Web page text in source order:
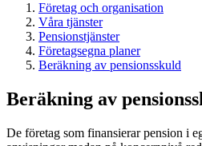
Företag och organisation
Våra tjänster
Pensionstjänster
Företagsegna planer
Beräkning av pensionsskuld
Beräkning av
De företag som finansierar pension i